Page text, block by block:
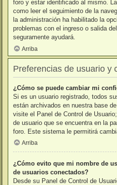
foro y estar identificado al mismo.
como leer el seguimiento de la
la administración ha habilitado la
problemas con el ingreso o salida
seguramente ayudará.
Arriba
Preferencias de usuario y
¿Cómo se puede cambiar mi
Si es un usuario registrado, todos
están archivados en nuestra base
visite el Panel de Control de
de usuario que se encuentra en la
foro. Este sistema le permitirá
Arriba
¿Cómo evito que mi nombre de
de usuarios conectados?
Desde su Panel de Control de